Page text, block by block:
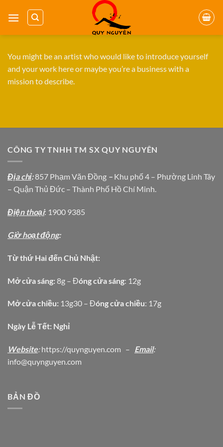
qua
You might be an artist who would like to introduce yourself
and your work here or maybe you’re a business with a
mission to describe.
CÔNG TY TNHH TM SX QUY NGUYÊN
Địa chỉ:857 Phạm Văn Đồng – Khu phố 4 – Phường Linh Tây
– Quận Thủ Đức – Thành Phố Hồ Chí Minh.
Địện thoại: 1900 9385
Giờ hoạt động:
Từ thứ Hai đến Chủ Nhật:
Mở cửa sáng: 8g – Đóng cửa sáng: 12g
Mở cửa chiều: 13g30 – Đóng cửa chiều: 17g
Ngày Lễ Tết: Nghỉ
Website:https://quynguyen.com – Email:
info@quynguyen.com
BẢN ĐỒ